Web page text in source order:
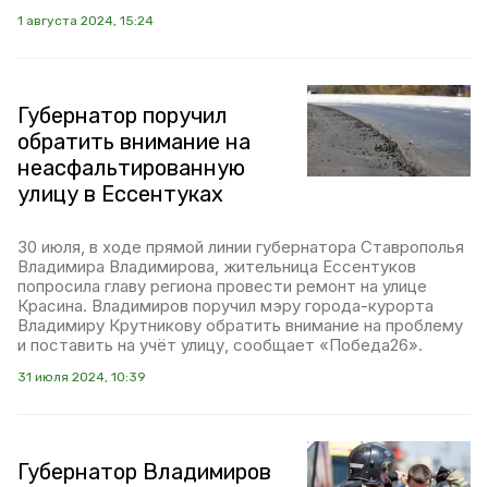
1 августа 2024, 15:24
Губернатор поручил
обратить внимание на
неасфальтированную
улицу в Ессентуках
30 июля, в ходе прямой линии губернатора Ставрополья
Владимира Владимирова, жительница Ессентуков
попросила главу региона провести ремонт на улице
Красина. Владимиров поручил мэру города-курорта
Владимиру Крутникову обратить внимание на проблему
и поставить на учёт улицу, сообщает «Победа26».
31 июля 2024, 10:39
Губернатор Владимиров